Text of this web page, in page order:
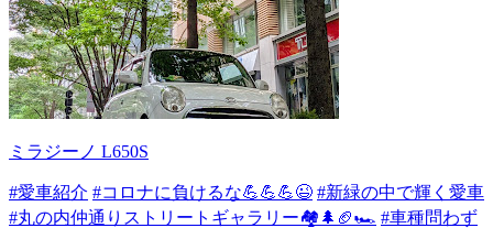
ミラジーノ L650S
#愛車紹介 #コロナに負けるな💪💪💪😉 #新緑の中で輝く愛車
#丸の内仲通りストリートギャラリー🏘️🌲🏈🏎️ #車種問わず